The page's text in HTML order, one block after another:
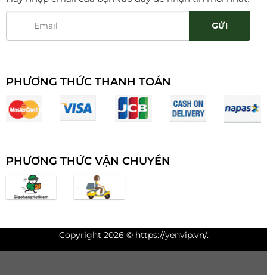
PHƯƠNG THỨC THANH TOÁN
PHƯƠNG THỨC VẬN CHUYỂN
Copyright 2026 © https://yenvip.vn/.